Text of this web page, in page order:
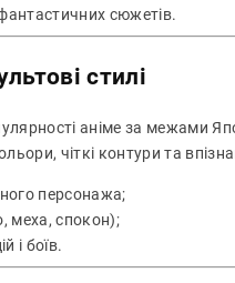
сюжетів.
стилі
аніме за межами
чіткі контури та
персонажа;
меха, спокон);
і боїв.